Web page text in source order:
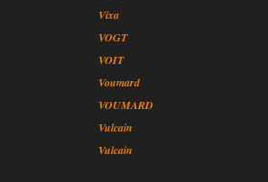
Vixa
VOGT
VOIT
Voumard
VOUMARD
Vulcain
Vulcain